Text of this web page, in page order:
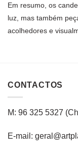
Em resumo, os
luz, mas também
acolhedores e
CONTACTOS
M: 96 325 5327 (C
E-mail: